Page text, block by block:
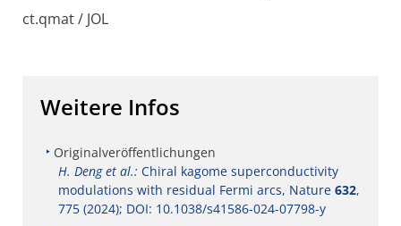
ct.qmat / JOL
Weitere Infos
Originalveröffentlichungen
H. Deng et al.: Chiral kagome superconductivity
modulations with residual Fermi arcs, Nature 632,
775 (2024); DOI: 10.1038/s41586-024-07798-y